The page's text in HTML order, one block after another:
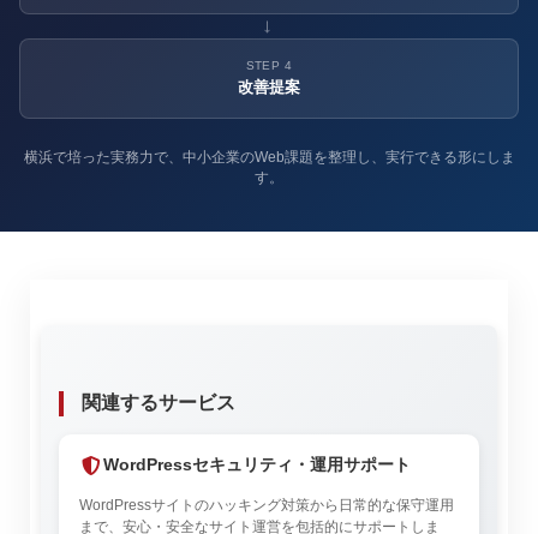
→
STEP 4
改善提案
横浜で培った実務力で、中小企業のWeb課題を整理し、実行できる形にしま
す。
関連するサービス
WordPressセキュリティ・運用サポート
WordPressサイトのハッキング対策から日常的な保守運用
まで、安心・安全なサイト運営を包括的にサポートしま